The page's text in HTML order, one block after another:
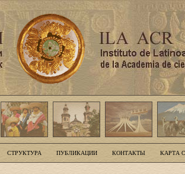
СТРУКТУРА ПУБЛИКАЦИИ КОНТАКТЫ КАРТА